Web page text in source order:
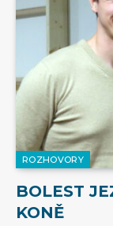
ROZHOVORY
BOLEST
KONĚ